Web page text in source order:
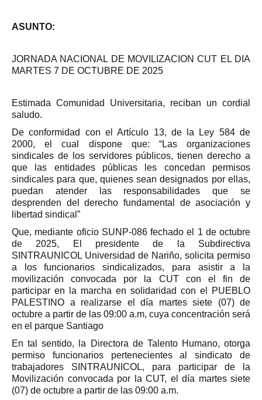
ASUNTO:
JORNADA NACIONAL DE MOVILIZACION CUT EL DIA
MARTES 7 DE OCTUBRE DE 2025
Estimada Comunidad Universitaria, reciban un cordial
saludo.
De conformidad con el Artículo 13, de la Ley 584 de
2000, el cual dispone que: “Las organizaciones
sindicales de los servidores públicos, tienen derecho a
que las entidades públicas les concedan permisos
sindicales para que, quienes sean designados por ellas,
puedan atender las responsabilidades que se
desprenden del derecho fundamental de asociación y
libertad sindical”
Que, mediante oficio SUNP-086 fechado el 1 de octubre
de 2025, El presidente de la Subdirectiva
SINTRAUNICOL Universidad de Nariño, solicita permiso
a los funcionarios sindicalizados, para asistir a la
movilización convocada por la CUT con el fin de
participar en la marcha en solidaridad con el PUEBLO
PALESTINO a realizarse el día martes siete (07) de
octubre a partir de las 09:00 a.m, cuya concentración será
en el parque Santiago
En tal sentido, la Directora de Talento Humano, otorga
permiso funcionarios pertenecientes al sindicato de
trabajadores SINTRAUNICOL, para participar de la
Movilización convocada por la CUT, el día martes siete
(07) de octubre a partir de las 09:00 a.m.